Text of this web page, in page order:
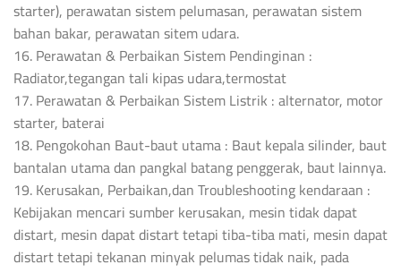
starter), perawatan sistem pelumasan, perawatan sistem
bahan bakar, perawatan sitem udara.
16. Perawatan & Perbaikan Sistem Pendinginan :
Radiator,tegangan tali kipas udara,termostat
17. Perawatan & Perbaikan Sistem Listrik : alternator, motor
starter, baterai
18. Pengokohan Baut-baut utama : Baut kepala silinder, baut
bantalan utama dan pangkal batang penggerak, baut lainnya.
19. Kerusakan, Perbaikan,dan Troubleshooting kendaraan :
Kebijakan mencari sumber kerusakan, mesin tidak dapat
distart, mesin dapat distart tetapi tiba-tiba mati, mesin dapat
distart tetapi tekanan minyak pelumas tidak naik, pada